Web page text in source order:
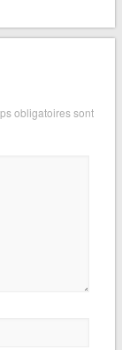
obligatoires sont